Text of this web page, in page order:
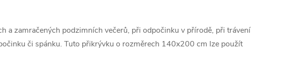
a zamračených podzimních večerů, při odpočinku v přírodě, při trávení
či spánku. Tuto přikrývku o rozměrech 140x200 cm lze použít